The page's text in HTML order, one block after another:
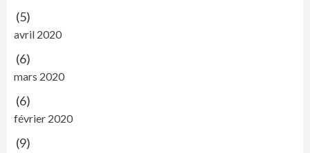
(5)
avril 2020
(6)
mars 2020
(6)
février 2020
(9)